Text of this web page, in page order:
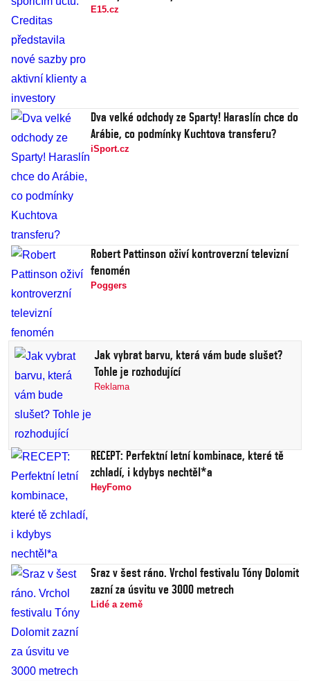
E15.cz
Dva velké odchody ze Sparty! Haraslín chce do
Arábie, co podmínky Kuchtova transferu?
iSport.cz
Robert Pattinson oživí kontroverzní televizní
fenomén
Poggers
Jak vybrat barvu, která vám bude slušet?
Tohle je rozhodující
Reklama
RECEPT: Perfektní letní kombinace, které tě
zchladí, i kdybys nechtěl*a
HeyFomo
Sraz v šest ráno. Vrchol festivalu Tóny Dolomit
zazní za úsvitu ve 3000 metrech
Lidé a země